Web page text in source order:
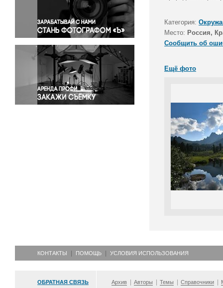
Правосудие
Происшествия и конфликты
Религия
Светская жизнь
Спорт
Экология
Экономика и бизнес
Категория:
Место: Россия,
Сообщить об
Ещё фото
КОНТАКТЫ ПОМОЩЬ УСЛОВИЯ ИСПОЛЬЗОВАНИЯ
ОБРАТНАЯ СВЯЗЬ Архив Авторы Темы Справочники